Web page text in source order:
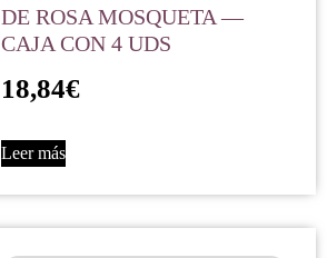
DE ROSA MOSQUETA —
CAJA CON 4 UDS
18,84€
Leer más